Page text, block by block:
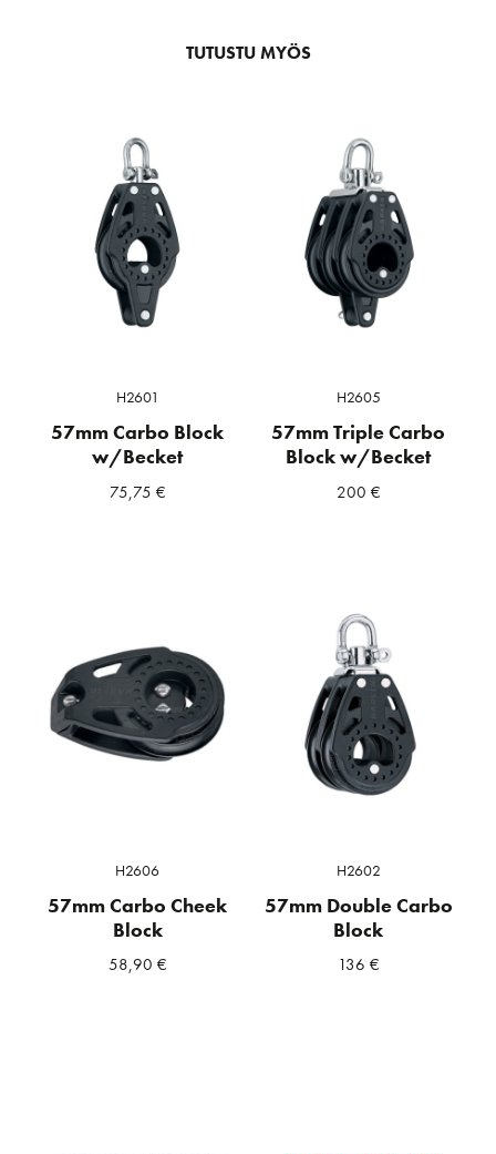
TUTUSTU MYÖS
H2601
57mm Carbo Block
w/Becket
75,75 €
H2605
57mm Triple Carbo
Block w/Becket
200 €
H2606
57mm Carbo Cheek
Block
58,90 €
H2602
57mm Double Carbo
Block
136 €